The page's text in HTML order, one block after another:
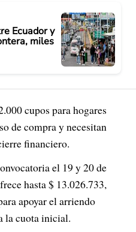
Ecuador y
miles
cupos para hogares
de compra y necesitan
financiero.
el 19 y 20 de
hasta $ 13.026.733,
apoyar el arriendo
la cuota inicial.